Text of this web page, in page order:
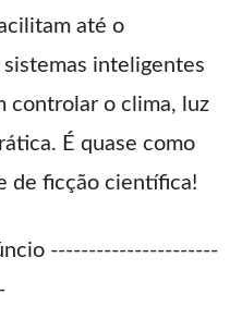
até o
inteligentes
controlar o clima, luz
É quase como
de ficção científica!
----------------------